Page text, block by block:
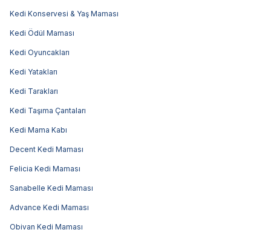
Kedi Konservesi & Yaş Maması
Kedi Ödül Maması
Kedi Oyuncakları
Kedi Yatakları
Kedi Tarakları
Kedi Taşıma Çantaları
Kedi Mama Kabı
Decent Kedi Maması
Felicia Kedi Maması
Sanabelle Kedi Maması
Advance Kedi Maması
Obivan Kedi Maması